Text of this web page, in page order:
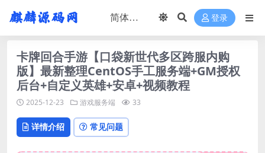
登录
卡牌回合手游【口袋新世代多区跨服内购
版】最新整理CentOS手工服务端+GM授权
后台+自定义英雄+安卓+视频教程
2025-12-23 游戏服务端 33
详情介绍 常见问题